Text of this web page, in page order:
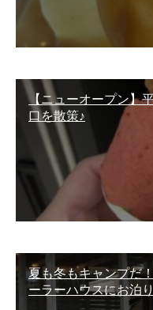
【ニューオープン】
口を散策♪
夏も冬もキャンプだ
ーラーハウスにお泊